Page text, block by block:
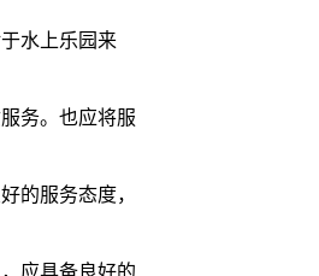
水上乐园来
务。也应将服
的服务态度，
应具备良好的